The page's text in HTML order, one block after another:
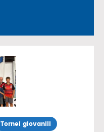
Tornei giovanili